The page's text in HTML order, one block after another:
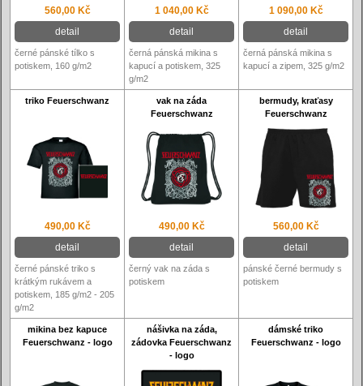
560,00 Kč
detail
1 040,00 Kč
detail
1 090,00 Kč
detail
černé pánské tílko s
potiskem, 160 g/m2
černá pánská mikina s
kapucí a potiskem, 325
g/m2
černá pánská mikina s
kapucí a zipem, 325 g/m2
triko Feuerschwanz
vak na záda
Feuerschwanz
bermudy, kraťasy
Feuerschwanz
490,00 Kč
detail
490,00 Kč
detail
560,00 Kč
detail
černé pánské triko s
krátkým rukávem a
potiskem, 185 g/m2 - 205
g/m2
černý vak na záda s
potiskem
pánské černé bermudy s
potiskem
mikina bez kapuce
Feuerschwanz - logo
nášivka na záda,
zádovka Feuerschwanz
- logo
dámské triko
Feuerschwanz - logo